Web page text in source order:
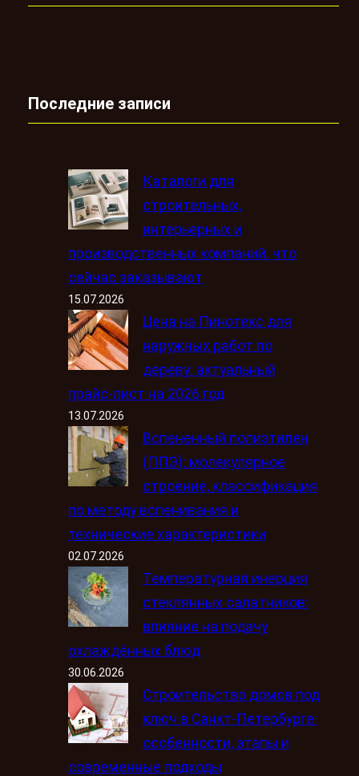
Последние записи
Каталоги для
строительных,
интерьерных и
производственных компаний: что
сейчас заказывают
15.07.2026
Цена на Пинотекс для
наружных работ по
дереву: актуальный
прайс-лист на 2026 год
13.07.2026
Вспененный полиэтилен
(ППЭ): молекулярное
строение, классификация
по методу вспенивания и
технические характеристики
02.07.2026
Температурная инерция
стеклянных салатников:
влияние на подачу
охлаждённых блюд
30.06.2026
Строительство домов под
ключ в Санкт-Петербурге:
особенности, этапы и
современные подходы